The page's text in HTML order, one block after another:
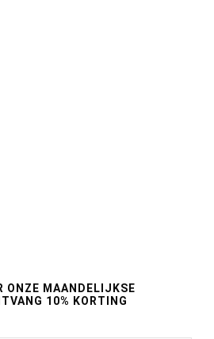
ONZE MAANDELIJKSE
10% KORTING